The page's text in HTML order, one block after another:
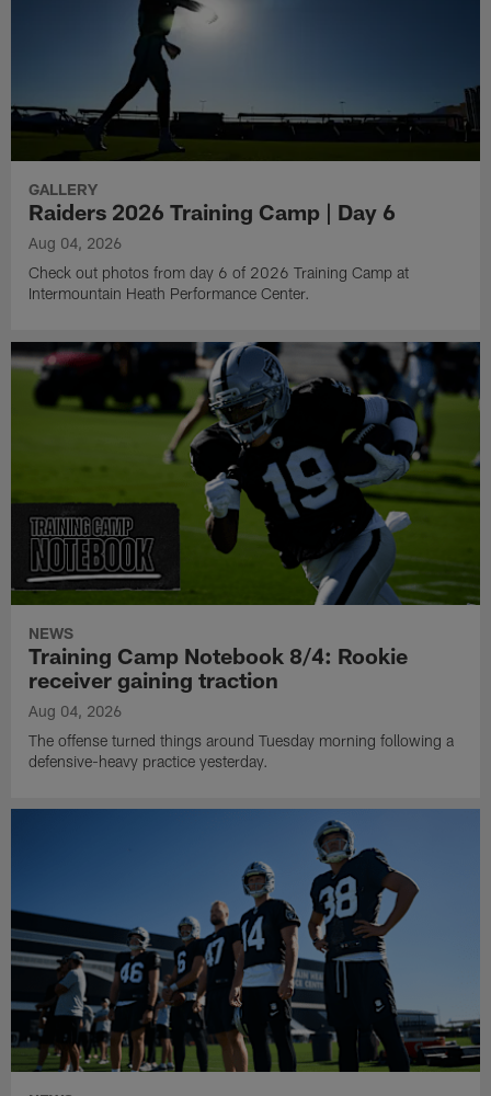
GALLERY
Raiders 2026 Training Camp | Day 6
Aug 04, 2026
Check out photos from day 6 of 2026 Training Camp at
Intermountain Heath Performance Center.
NEWS
Training Camp Notebook 8/4: Rookie
receiver gaining traction
Aug 04, 2026
The offense turned things around Tuesday morning following a
defensive-heavy practice yesterday.